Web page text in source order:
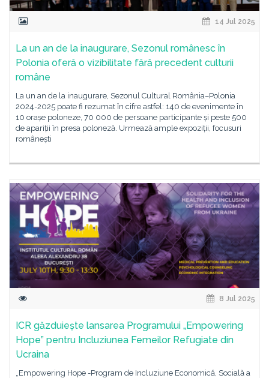
14 Jul 2025
La un an de la inaugurare, Sezonul românesc în
Polonia oferă o vizibilitate fără precedent culturii
române
La un an de la inaugurare, Sezonul Cultural România–Polonia
2024-2025 poate fi rezumat în cifre astfel: 140 de evenimente în
10 orașe poloneze, 70 000 de persoane participante și peste 500
de apariții în presa poloneză. Urmează ample expoziții, focusuri
românești
8 Jul 2025
ICR găzduiește lansarea Programului „Empowering
Hope” pentru Incluziunea Femeilor Refugiate din
Ucraina
„Empowering Hope -Program de Incluziune Economică, Socială a